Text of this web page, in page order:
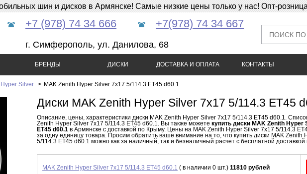
шин и дисков в Армянске! Самые низкие цены только у нас! Опт-
+7 (978) 74 34 666 +7(978) 74 34 667
г. Симферополь, ул. Данилова, 68
БРЕНДЫ ДИСКИ ДОСТАВКА И ОПЛАТА КОНТАКТЫ
Silver > MAK Zenith Hyper Silver 7x17 5/114.3 ET45 d60.1
Диски MAK Zenith Hyper Silver 7x17 5/114.3 ET45
Описание, цены, характеристики диски MAK Zenith Hyper Silver 7x17 5/114.3 ET45 d60.1.
Zenith Hyper Silver 7x17 5/114.3 ET45 d60.1. Вы также можете купить диски MAK Zenith Hyper
ET45 d60.1 в Армянске с доставкой по Крыму. Цены на MAK Zenith Hyper Silver 7x17 5/114.3
за одну единицу товара. Просим обратить ваше внимание на то, что купить диски MAK Zenith
5/114.3 ET45 d60.1 можно как за наличный, так и безналичный расчет с бесплатной доставкой
MAK Zenith Hyper Silver 7x17 5/114.3 ET45 d60.1 ( в наличии 0 шт.) 11810 рублей